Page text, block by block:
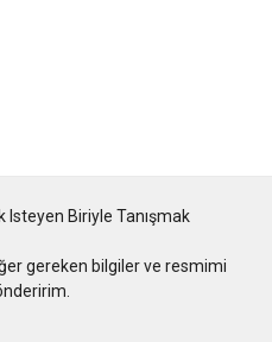
Isteyen Biriyle Tanışmak
gereken bilgiler ve resmimi